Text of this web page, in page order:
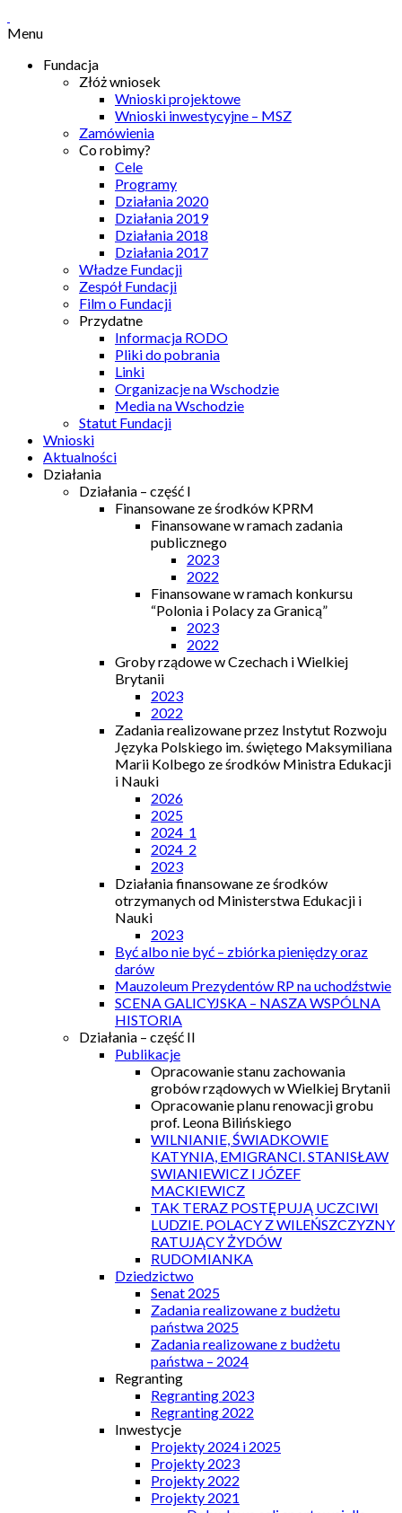
Menu
Fundacja
Złóż wniosek
Wnioski projektowe
Wnioski inwestycyjne – MSZ
Zamówienia
Co robimy?
Cele
Programy
Działania 2020
Działania 2019
Działania 2018
Działania 2017
Władze Fundacji
Zespół Fundacji
Film o Fundacji
Przydatne
Informacja RODO
Pliki do pobrania
Linki
Organizacje na Wschodzie
Media na Wschodzie
Statut Fundacji
Wnioski
Aktualności
Działania
Działania – część I
Finansowane ze środków KPRM
Finansowane w ramach zadania
publicznego
2023
2022
Finansowane w ramach konkursu
“Polonia i Polacy za Granicą”
2023
2022
Groby rządowe w Czechach i Wielkiej
Brytanii
2023
2022
Zadania realizowane przez Instytut Rozwoju
Języka Polskiego im. świętego Maksymiliana
Marii Kolbego ze środków Ministra Edukacji
i Nauki
2026
2025
2024_1
2024_2
2023
Działania finansowane ze środków
otrzymanych od Ministerstwa Edukacji i
Nauki
2023
Być albo nie być – zbiórka pieniędzy oraz
darów
Mauzoleum Prezydentów RP na uchodźstwie
SCENA GALICYJSKA – NASZA WSPÓLNA
HISTORIA
Działania – część II
Publikacje
Opracowanie stanu zachowania
grobów rządowych w Wielkiej Brytanii
Opracowanie planu renowacji grobu
prof. Leona Bilińskiego
WILNIANIE, ŚWIADKOWIE
KATYNIA, EMIGRANCI. STANISŁAW
SWIANIEWICZ I JÓZEF
MACKIEWICZ
TAK TERAZ POSTĘPUJĄ UCZCIWI
LUDZIE. POLACY Z WILEŃSZCZYZNY
RATUJĄCY ŻYDÓW
RUDOMIANKA
Dziedzictwo
Senat 2025
Zadania realizowane z budżetu
państwa 2025
Zadania realizowane z budżetu
państwa – 2024
Regranting
Regranting 2023
Regranting 2022
Inwestycje
Projekty 2024 i 2025
Projekty 2023
Projekty 2022
Projekty 2021